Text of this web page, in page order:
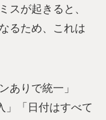
スが起きると、
るため、これは
ありで統一」
」「日付はすべて